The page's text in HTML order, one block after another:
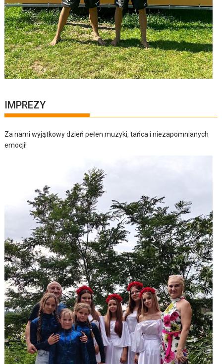
IMPREZY
Za nami wyjątkowy dzień pełen muzyki, tańca i niezapomnianych
emocji!